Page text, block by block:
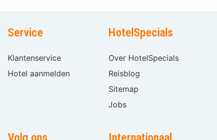
Service
Klantenservice
Hotel aanmelden
HotelSpecials
Over HotelSpecials
Reisblog
Sitemap
Jobs